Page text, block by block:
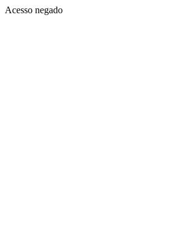
Acesso negado